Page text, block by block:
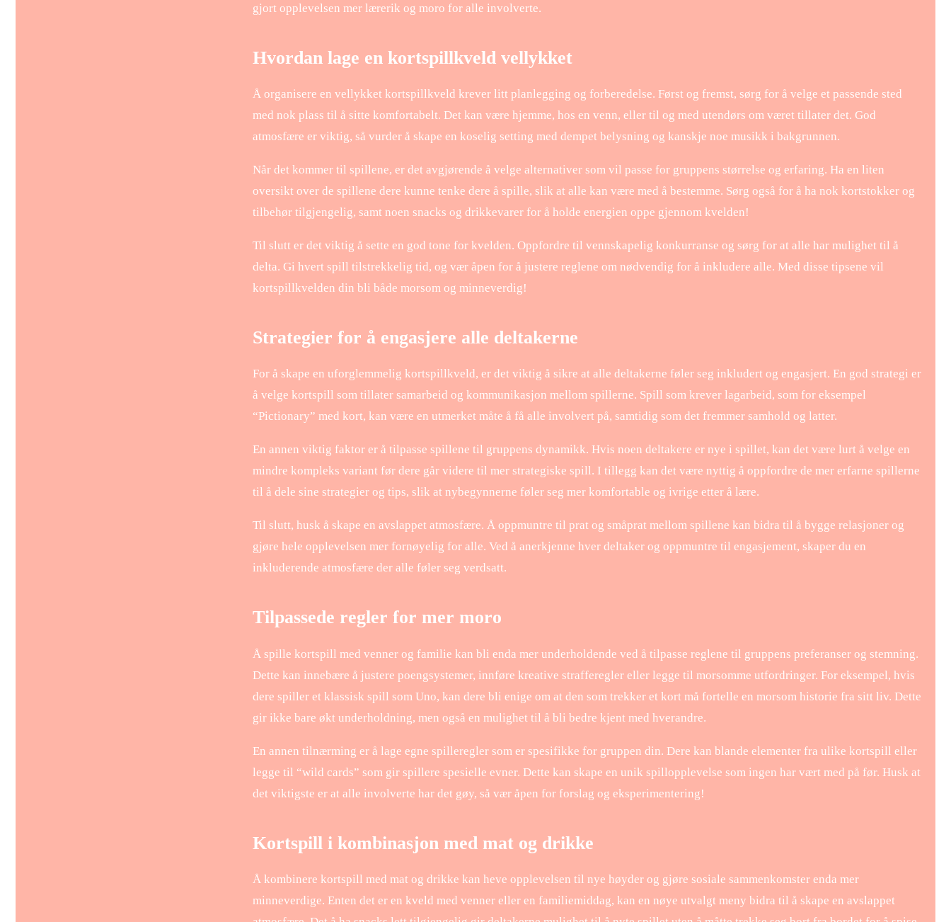
gjort opplevelsen mer lærerik og moro for alle involverte.
Hvordan lage en kortspillkveld vellykket
Å organisere en vellykket kortspillkveld krever litt planlegging og forberedelse. Først og fremst, sørg for å velge et passende sted
med nok plass til å sitte komfortabelt. Det kan være hjemme, hos en venn, eller til og med utendørs om været tillater det. God
atmosfære er viktig, så vurder å skape en koselig setting med dempet belysning og kanskje noe musikk i bakgrunnen.
Når det kommer til spillene, er det avgjørende å velge alternativer som vil passe for gruppens størrelse og erfaring. Ha en liten
oversikt over de spillene dere kunne tenke dere å spille, slik at alle kan være med å bestemme. Sørg også for å ha nok kortstokker og
tilbehør tilgjengelig, samt noen snacks og drikkevarer for å holde energien oppe gjennom kvelden!
Til slutt er det viktig å sette en god tone for kvelden. Oppfordre til vennskapelig konkurranse og sørg for at alle har mulighet til å
delta. Gi hvert spill tilstrekkelig tid, og vær åpen for å justere reglene om nødvendig for å inkludere alle. Med disse tipsene vil
kortspillkvelden din bli både morsom og minneverdig!
Strategier for å engasjere alle deltakerne
For å skape en uforglemmelig kortspillkveld, er det viktig å sikre at alle deltakerne føler seg inkludert og engasjert. En god strategi er
å velge kortspill som tillater samarbeid og kommunikasjon mellom spillerne. Spill som krever lagarbeid, som for eksempel
“Pictionary” med kort, kan være en utmerket måte å få alle involvert på, samtidig som det fremmer samhold og latter.
En annen viktig faktor er å tilpasse spillene til gruppens dynamikk. Hvis noen deltakere er nye i spillet, kan det være lurt å velge en
mindre kompleks variant før dere går videre til mer strategiske spill. I tillegg kan det være nyttig å oppfordre de mer erfarne spillerne
til å dele sine strategier og tips, slik at nybegynnerne føler seg mer komfortable og ivrige etter å lære.
Til slutt, husk å skape en avslappet atmosfære. Å oppmuntre til prat og småprat mellom spillene kan bidra til å bygge relasjoner og
gjøre hele opplevelsen mer fornøyelig for alle. Ved å anerkjenne hver deltaker og oppmuntre til engasjement, skaper du en
inkluderende atmosfære der alle føler seg verdsatt.
Tilpassede regler for mer moro
Å spille kortspill med venner og familie kan bli enda mer underholdende ved å tilpasse reglene til gruppens preferanser og stemning.
Dette kan innebære å justere poengsystemer, innføre kreative strafferegler eller legge til morsomme utfordringer. For eksempel, hvis
dere spiller et klassisk spill som Uno, kan dere bli enige om at den som trekker et kort må fortelle en morsom historie fra sitt liv. Dette
gir ikke bare økt underholdning, men også en mulighet til å bli bedre kjent med hverandre.
En annen tilnærming er å lage egne spilleregler som er spesifikke for gruppen din. Dere kan blande elementer fra ulike kortspill eller
legge til “wild cards” som gir spillere spesielle evner. Dette kan skape en unik spillopplevelse som ingen har vært med på før. Husk at
det viktigste er at alle involverte har det gøy, så vær åpen for forslag og eksperimentering!
Kortspill i kombinasjon med mat og drikke
Å kombinere kortspill med mat og drikke kan heve opplevelsen til nye høyder og gjøre sosiale sammenkomster enda mer
minneverdige. Enten det er en kveld med venner eller en familiemiddag, kan en nøye utvalgt meny bidra til å skape en avslappet